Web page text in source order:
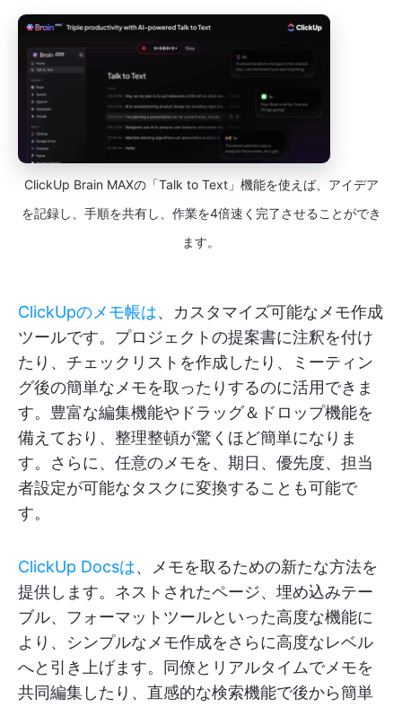
ClickUp Brain MAXの「Talk to Text」機能を使えば、アイデア
を記録し、手順を共有し、作業を4倍速く完了させることができ
ます。
ClickUpのメモ帳は、カスタマイズ可能なメモ作成
ツールです。プロジェクトの提案書に注釈を付け
たり、チェックリストを作成したり、ミーティン
グ後の簡単なメモを取ったりするのに活用できま
す。豊富な編集機能やドラッグ＆ドロップ機能を
備えており、整理整頓が驚くほど簡単になりま
す。さらに、任意のメモを、期日、優先度、担当
者設定が可能なタスクに変換することも可能で
す。
ClickUp Docsは、メモを取るための新たな方法を
提供します。ネストされたページ、埋め込みテー
ブル、フォーマットツールといった高度な機能に
より、シンプルなメモ作成をさらに高度なレベル
へと引き上げます。同僚とリアルタイムでメモを
共同編集したり、直感的な検索機能で後から簡単